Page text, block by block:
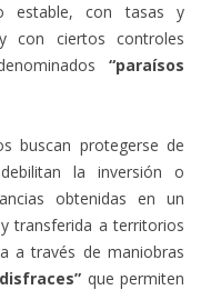
estable, con tasas y
con ciertos controles
“paraísos
buscan protegerse de
la inversión o
obtenidas en un
transferida a territorios
a través de maniobras
que permiten